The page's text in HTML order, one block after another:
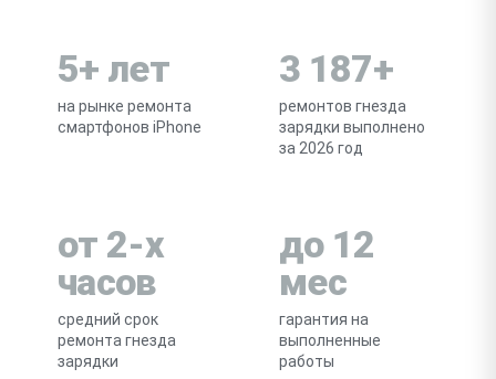
5+ лет
на рынке ремонта
смартфонов iPhone
3 187+
ремонтов гнезда
зарядки выполнено
за 2026 год
от 2-х
часов
средний срок
ремонта гнезда
зарядки
до 12
мес
гарантия на
выполненные
работы